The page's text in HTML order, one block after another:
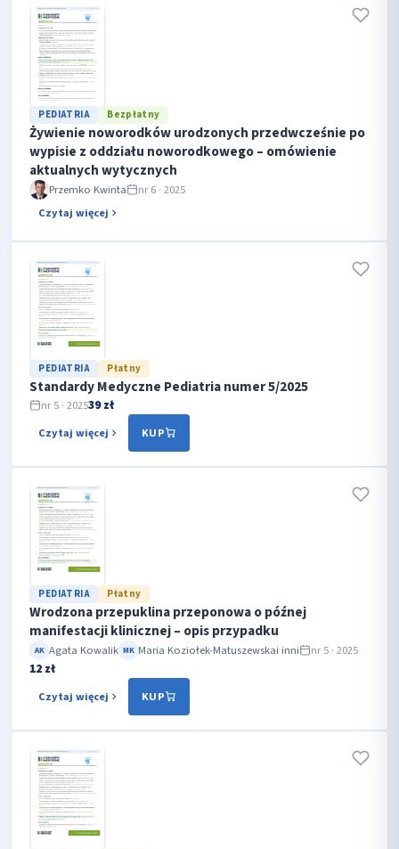
PEDIATRIA Bezpłatny
Żywienie noworodków urodzonych przedwcześnie po
wypisie z oddziału noworodkowego – omówienie
aktualnych wytycznych
Przemko Kwinta
nr 6 · 2025
Czytaj więcej
PEDIATRIA Płatny
Standardy Medyczne Pediatria numer 5/2025
nr 5 · 202539 zł
Czytaj więcej KUP
PEDIATRIA Płatny
Wrodzona przepuklina przeponowa o późnej
manifestacji klinicznej – opis przypadku
AK Agata Kowalik MK Maria Koziołek-Matuszewskai inni nr 5 · 2025
12 zł
Czytaj więcej KUP